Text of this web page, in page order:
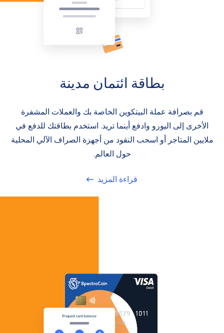
بطاقة ائتمان مدينة
قم بصرافة عملة البيتكوين الخاصة بك والعملات المشفرة
الأخرى إلى اليورو وادفع أينما تريد. استخدم بطاقتك للدفع في
ملايين المتاجر أو اسحب النقود من أجهزة الصراف الآلي المحلية
حول العالم.
قراءة المزيد